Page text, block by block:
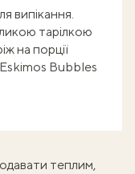
випікання.
тарілкою
на порції
Bubbles
теплим,